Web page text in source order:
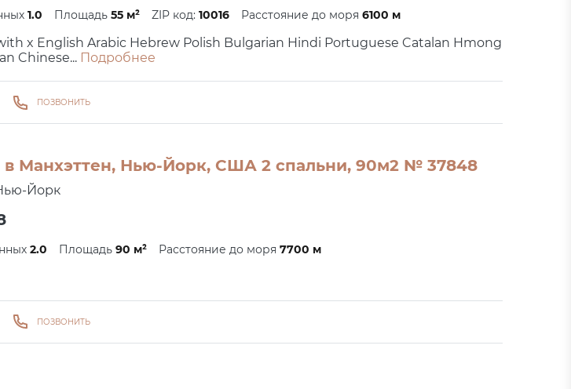
1.0 Площадь 55 м² ZIP код: 10016 Расстояние до моря 6100 м
x English Arabic Hebrew Polish Bulgarian Hindi Portuguese Catalan Hmong
Chinese... Подробнее
ПОЗВОНИТЬ
в Манхэттен, Нью-Йорк, США 2 спальни, 90м2 № 37848
Йорк
2.0 Площадь 90 м² Расстояние до моря 7700 м
ПОЗВОНИТЬ